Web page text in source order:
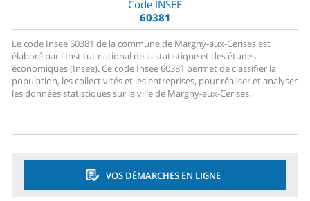
Code INSEE
60381
Le code Insee 60381 de la commune de Margny-aux-Cerises est
élaboré par l'Institut national de la statistique et des études
économiques (Insee). Ce code Insee 60381 permet de classifier la
population, les collectivités et les entreprises, pour réaliser et analyser
les données statistiques sur la ville de Margny-aux-Cerises.
VOS DÉMARCHES EN LIGNE